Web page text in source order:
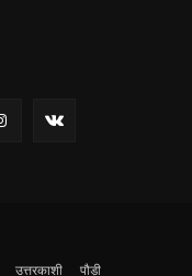
उत्तरकाशी पौड़ी